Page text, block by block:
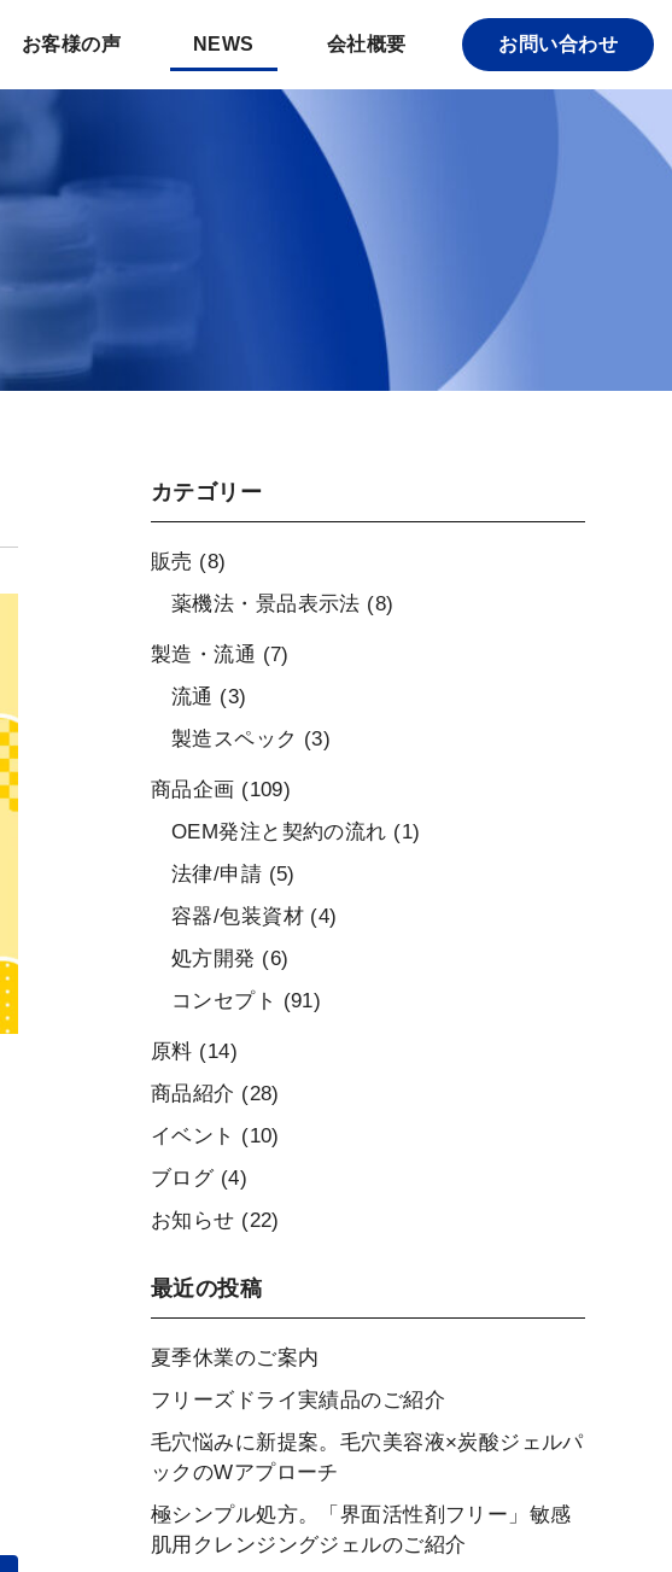
お客様の声 NEWS 会社概要 お問い合わせ
カテゴリー
販売 (8)
薬機法・景品表示法 (8)
製造・流通 (7)
流通 (3)
製造スペック (3)
商品企画 (109)
OEM発注と契約の流れ (1)
法律/申請 (5)
容器/包装資材(4)
処方開発 (6)
コンセプト (91)
原料 (14)
商品紹介 (28)
イベント (10)
ブログ(4)
お知らせ (22)
最近の投稿
夏季休業のご案内
フリーズドライ実績品のご紹介
毛穴悩みに新提案。毛穴美容液×炭酸ジェルパ
ックのWアプローチ
極シンプル処方。「界面活性剤フリー」敏感
肌用クレンジングジェルのご紹介